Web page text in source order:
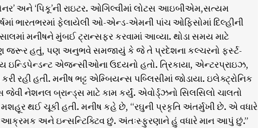
અને ‘પિકૂ’ની રાઇટર. ઓગિલ્વીમાં લોટસ આઇબીએમ,સત્યમ
ભારતભરમાં ફેલાયેલી ઓ-એન્ડ-એમની પાંચ ઓફિસોમાં દિલ્હીની
મનીષને મુંબઈ ટ્રાન્સફર કરવામાં આવ્યા. થોડા સમય માટે
જરૂર હતું, પણ અનુભવે સમજાયું કે જે તે પ્રદેશના કલ્ચરનો ફર્સ્ટ-
એજન્સીઓના ઉદયનો હતો. ત્રિકાયા, એન્ટરપ્રાઇઝ,
હતી. મનીષ ભટ્ટ એમ્બિયન્સ પબ્લિસીમાં જોડાયા. ઇલેક્ટ્રોનિક
જેવી નેશનલ બ્રાન્ડ્સ માટે કામ કર્યું. એવોર્ડ્ઝનો સિલસિલો ચાલતો
મશહૂર થઈ ચૂકી હતી. મનીષ કહે છે, “રઘુની પ્રકૃતિ અંતર્મુખી છે. એ વધારે
આક્રમક અને ઇન્સન્ટિક્ટિવ છું. અંતઃસ્ફુરણાને હું વધારે માન આપું છું.”